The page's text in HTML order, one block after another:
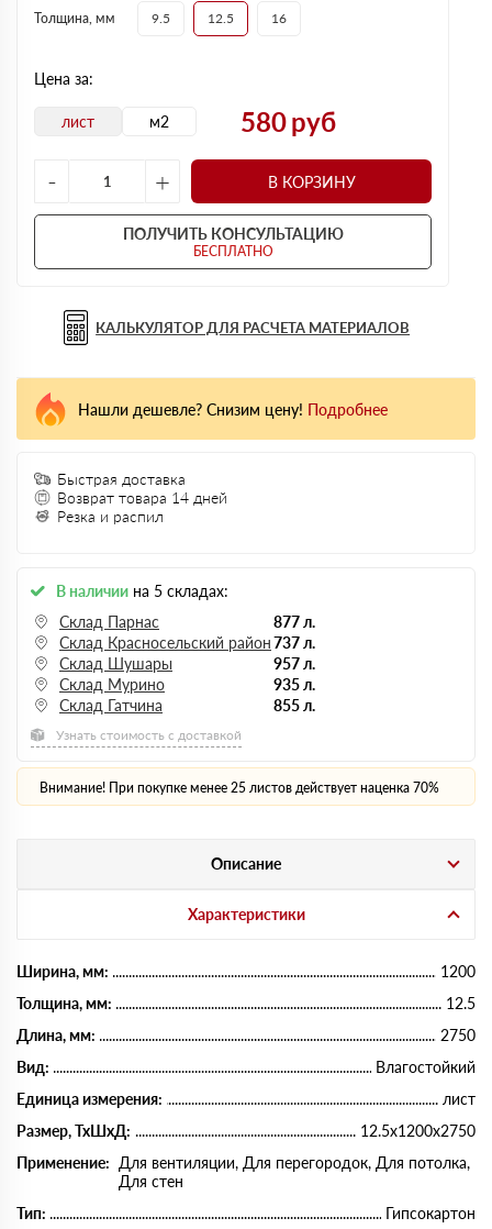
Толщина, мм 9.5 12.5 16
Цена за:
лист м2 580руб
-
+ В КОРЗИНУ
ПОЛУЧИТЬ КОНСУЛЬТАЦИЮ
БЕСПЛАТНО
КАЛЬКУЛЯТОР ДЛЯ РАСЧЕТА МАТЕРИАЛОВ
Быстрая доставка
Возврат товара 14 дней
Резка и распил
В наличии на 5 складах:
Склад Парнас
877 л.
Склад Красносельский район737 л.
Склад Шушары
957 л.
Склад Мурино
935 л.
Склад Гатчина
855 л.
Узнать стоимость с доставкой
Внимание! При покупке менее 25 листов действует наценка 70%
Нашли дешевле? Снизим цену! Подробнее
Описание
Характеристики
Ширина, мм:
1200
Толщина, мм:
12.5
Длина, мм:
2750
Вид:
Влагостойкий
Единица измерения:
лист
Размер, ТхШхД:
12.5x1200x2750
Применение: Для вентиляции, Для перегородок, Для потолка,
Для стен
Тип:
Гипсокартон